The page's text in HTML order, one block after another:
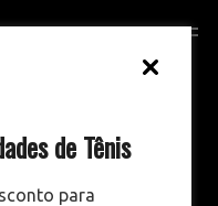
de Tênis
para